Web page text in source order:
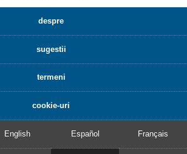
despre
sugestii
termeni
cookie-uri
English Español Français